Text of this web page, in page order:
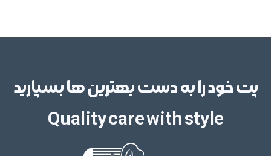
پت خود را به دست بهترین ها بسپارید
Quality care with style